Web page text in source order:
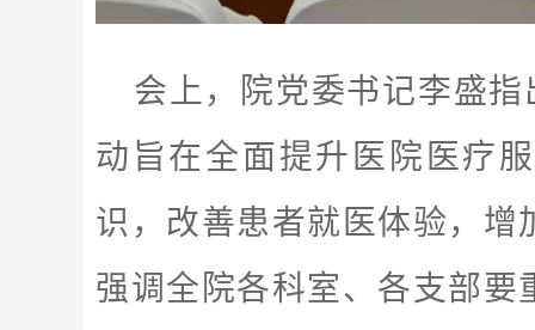
会上，院党委书记李盛指
动旨在全面提升医院医疗
识，改善患者就医体验，
强调全院各科室、各支部